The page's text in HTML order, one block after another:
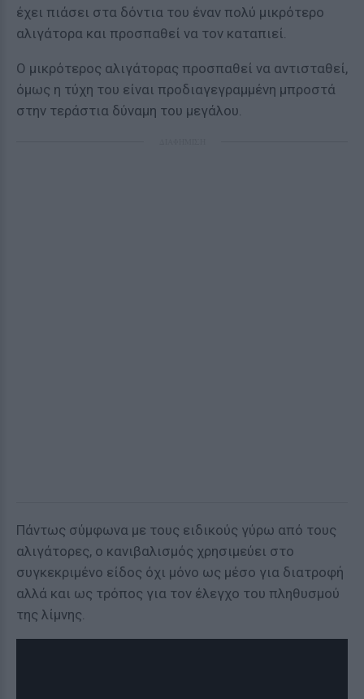
έχει πιάσει στα δόντια του έναν πολύ μικρότερο
αλιγάτορα και προσπαθεί να τον καταπιεί.
Ο μικρότερος αλιγάτορας προσπαθεί να αντισταθεί,
όμως η τύχη του είναι προδιαγεγραμμένη μπροστά
στην τεράστια δύναμη του μεγάλου.
Πάντως σύμφωνα με τους ειδικούς γύρω από τους
αλιγάτορες, ο κανιβαλισμός χρησιμεύει στο
συγκεκριμένο είδος όχι μόνο ως μέσο για διατροφή
αλλά και ως τρόπος για τον έλεγχο του πληθυσμού
της λίμνης.